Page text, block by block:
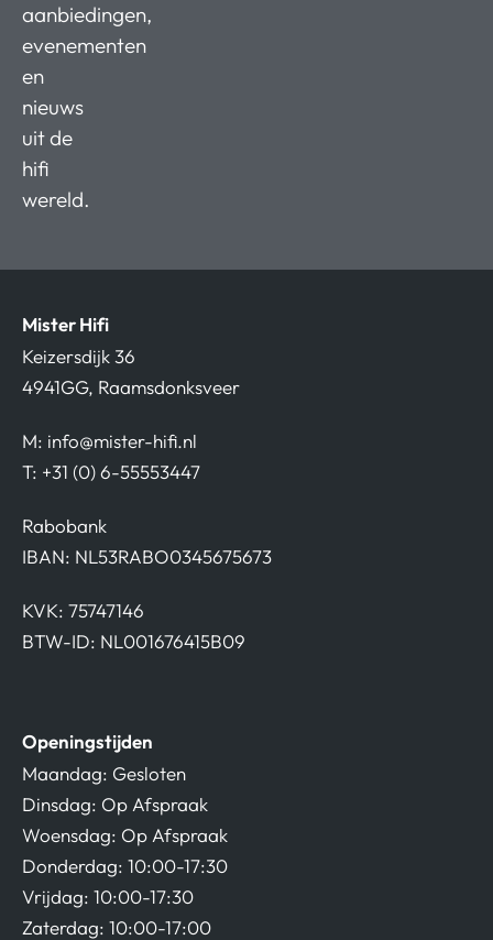
aanbiedingen,
evenementen
en
nieuws
uit de
hifi
wereld.
Mister Hifi
Keizersdijk 36
4941GG, Raamsdonksveer
M: info@mister-hifi.nl
T: +31 (0) 6-55553447
Rabobank
IBAN: NL53RABO0345675673
KVK: 75747146
BTW-ID: NL001676415B09
Openingstijden
Maandag: Gesloten
Dinsdag: Op Afspraak
Woensdag: Op Afspraak
Donderdag: 10:00-17:30
Vrijdag: 10:00-17:30
Zaterdag: 10:00-17:00